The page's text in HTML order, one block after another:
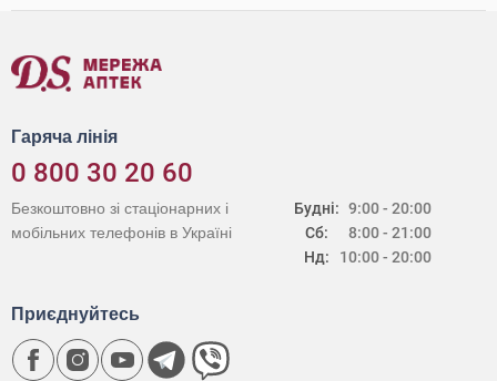
Гаряча лінія
0 800 30 20 60
Будні:
Сб:
Нд:
9:00 - 20:00
8:00 - 21:00
10:00 - 20:00
Безкоштовно зі стаціонарних і
мобільних телефонів в Україні
Приєднуйтесь